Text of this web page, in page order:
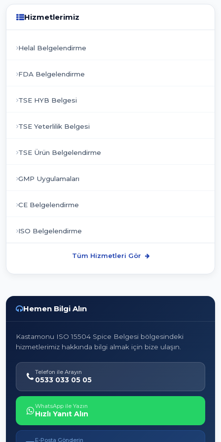
Hizmetlerimiz
Helal Belgelendirme
FDA Belgelendirme
TSE HYB Belgesi
TSE Yeterlilik Belgesi
TSE Ürün Belgelendirme
GMP Uygulamaları
CE Belgelendirme
ISO Belgelendirme
Tüm Hizmetleri Gör
Hemen Bilgi Alın
Kastamonu ISO 15504 Spice Belgesi bölgesindeki
hizmetlerimiz hakkında bilgi almak için bize ulaşın.
Telefon ile Arayın
0533 033 05 05
WhatsApp ile Yazın
Hızlı Yanıt Alın
E-Posta Gönderin